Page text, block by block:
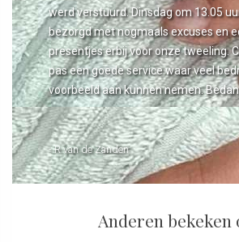
werd verstuurd. Dinsdag om 13.05
bezorgd met nogmaals excuses en
presentjes erbij voor onze tweeling.
pas een goede service waar veel
voorbeeld aan kunnen nemen.
- R van de Zanden
Anderen bekeken